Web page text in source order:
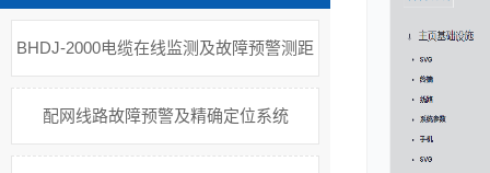
BHDJ-2000电缆在线监测及故障预警测距
配网线路故障预警及精确定位系统